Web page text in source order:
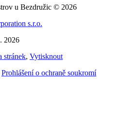
u Bezdružic © 2026
s.r.o.
2026
stránek, Vytisknout
Prohlášení o ochraně soukromí